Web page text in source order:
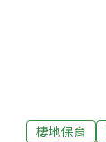
棲地保育